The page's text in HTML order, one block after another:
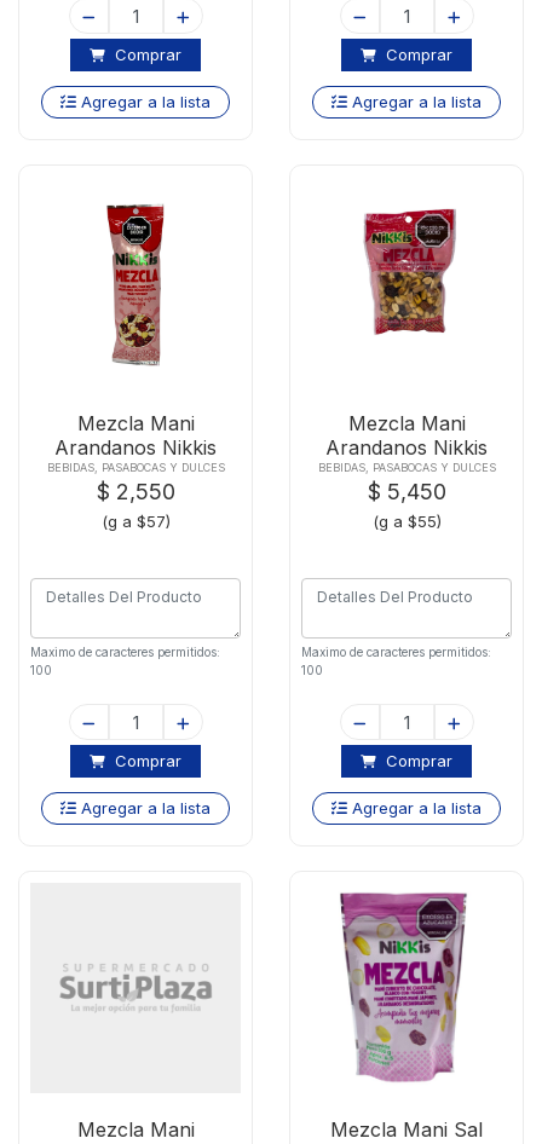
Comprar
Agregar a la lista
Comprar
Agregar a la lista
Mezcla Mani
Arandanos Nikkis
Sachet 45 G
BEBIDAS, PASABOCAS Y DULCES
$ 2,550
(g a $57)
Maximo de caracteres permitidos:
100
Comprar
Agregar a la lista
Mezcla Mani
Arandanos Nikkis
Zipper 100
BEBIDAS, PASABOCAS Y DULCES
$ 5,450
(g a $55)
Maximo de caracteres permitidos:
100
Comprar
Agregar a la lista
Mezcla Mani
Mezcla Mani Sal